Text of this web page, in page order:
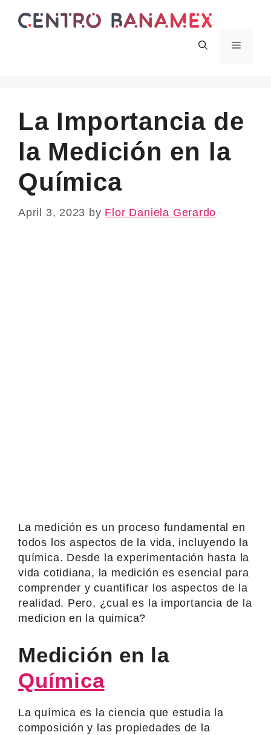
Menu
La Importancia de
la Medición en la
Química
April 3, 2023 by Flor Daniela Gerardo
La medición es un proceso fundamental en
todos los aspectos de la vida, incluyendo la
química. Desde la experimentación hasta la
vida cotidiana, la medición es esencial para
comprender y cuantificar los aspectos de la
realidad. Pero, ¿cual es la importancia de la
medicion en la quimica?
Medición en la
Química
La química es la ciencia que estudia la
composición y las propiedades de la